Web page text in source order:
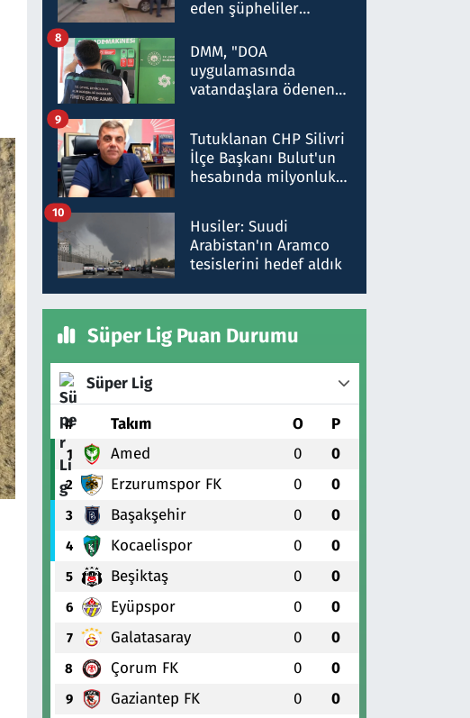
eden şüpheliler
DMM, "DOA
uygulamasında
vatandaşlara ödenen
düşürüldüğü" iddiasını
yalanladı
8
Tutuklanan CHP Silivri
İlçe Başkanı Bulut'un
hesabında milyonluk
talimat verdi, ben
gönderdim
9
Husiler: Suudi
Arabistan'ın Aramco
tesislerini hedef aldık
10
Süper Lig Puan Durumu
Süper Lig
# Takım O P
1 Amed 0 0
2 Erzurumspor FK 0 0
3 Başakşehir 0 0
4 Kocaelispor 0 0
5 Beşiktaş 0 0
6 Eyüpspor 0 0
7 Galatasaray 0 0
8 Çorum FK 0 0
9 Gaziantep FK 0 0